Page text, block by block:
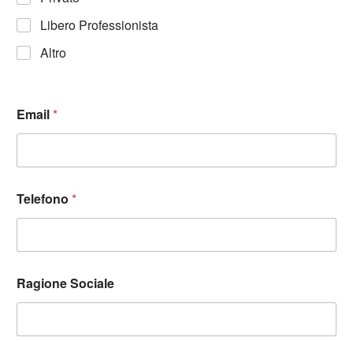
Libero Professionista
Altro
Email*
Telefono *
Ragione Sociale